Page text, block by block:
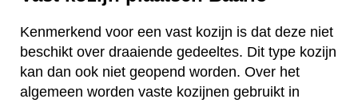
Kenmerkend voor een vast kozijn is dat deze niet
beschikt over draaiende gedeeltes. Dit type kozijn
kan dan ook niet geopend worden. Over het
algemeen worden vaste kozijnen gebruikt in